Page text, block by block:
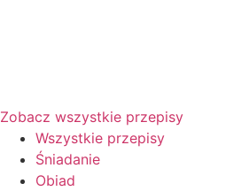
Zobacz wszystkie przepisy
Wszystkie przepisy
Śniadanie
Obiad